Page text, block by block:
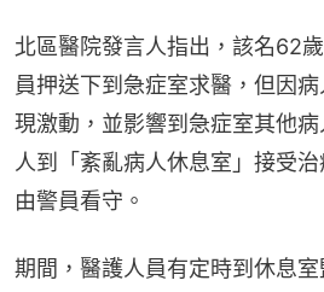
北區醫院發言人指出，該名62
員押送下到急症室求醫，但因
現激動，並影響到急症室其他
人到「紊亂病人休息室」接受
由警員看守。
期間，醫護人員有定時到休息室